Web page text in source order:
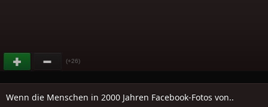
(+26)
Wenn die Menschen in 2000 Jahren Facebook-Fotos von..